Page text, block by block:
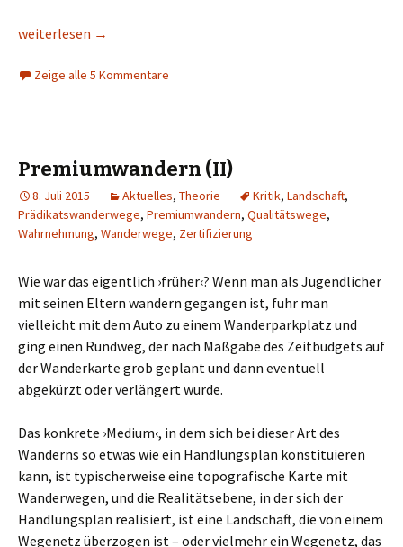
Was ist eine Landschaft?
weiterlesen →
Zeige alle 5 Kommentare
Premiumwandern (II)
8. Juli 2015 Aktuelles, Theorie Kritik, Landschaft,
Prädikatswanderwege, Premiumwandern, Qualitätswege,
Wahrnehmung, Wanderwege, Zertifizierung
Wie war das eigentlich ›früher‹? Wenn man als Jugendlicher
mit seinen Eltern wandern gegangen ist, fuhr man
vielleicht mit dem Auto zu einem Wanderparkplatz und
ging einen Rundweg, der nach Maßgabe des Zeitbudgets auf
der Wanderkarte grob geplant und dann eventuell
abgekürzt oder verlängert wurde.
Das konkrete ›Medium‹, in dem sich bei dieser Art des
Wanderns so etwas wie ein Handlungsplan konstituieren
kann, ist typischerweise eine topografische Karte mit
Wanderwegen, und die Realitätsebene, in der sich der
Handlungsplan realisiert, ist eine Landschaft, die von einem
Wegenetz überzogen ist – oder vielmehr ein Wegenetz, das